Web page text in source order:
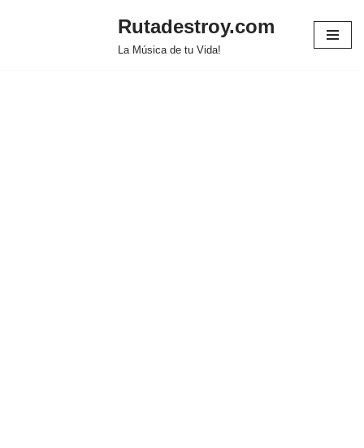
Rutadestroy.com
La Música de tu Vida!